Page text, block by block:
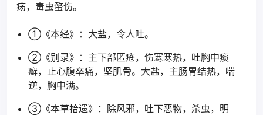
疡，毒虫螫伤。
①《本经》：大盐，令人吐。
②《别录》：主下部匿疮，伤寒寒热，吐胸中痰
癣，止心腹卒痛，坚肌骨。大盐，主肠胃结热，喘
逆，胸中满。
③《本草拾遗》：除风邪，吐下恶物，杀虫，明